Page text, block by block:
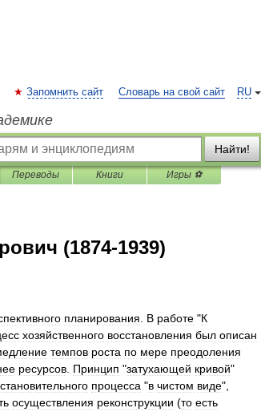
RU
Запомнить сайт Словарь на свой сайт
Найти!
Переводы Книги Игры ⚽
(1874-1939)
планирования В работе "К
хозяйственного восстановления был описан
темпов роста по мере преодоления
ресурсов Принцип "затухающей кривой"
процесса "в чистом виде",
осуществления реконструкции (то есть